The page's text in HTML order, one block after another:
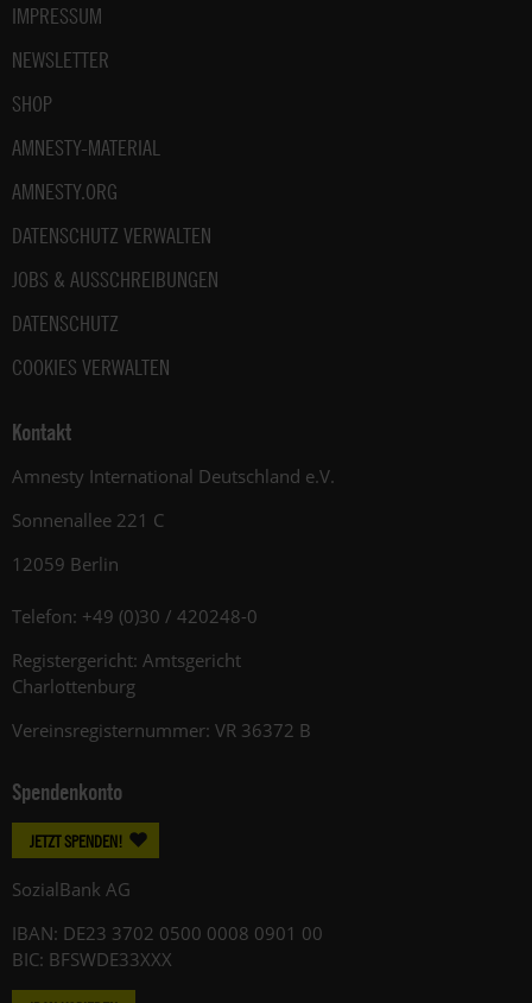
IMPRESSUM
NEWSLETTER
SHOP
AMNESTY-MATERIAL
AMNESTY.ORG
DATENSCHUTZ VERWALTEN
JOBS & AUSSCHREIBUNGEN
DATENSCHUTZ
COOKIES VERWALTEN
Kontakt
Amnesty International Deutschland e.V.
Sonnenallee 221 C
12059 Berlin
Telefon: +49 (0)30 / 420248-0
Registergericht: Amtsgericht
Charlottenburg
Vereinsregisternummer: VR 36372 B
Spendenkonto
JETZT SPENDEN!
SozialBank AG
IBAN: DE23 3702 0500 0008 0901 00
BIC: BFSWDE33XXX